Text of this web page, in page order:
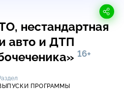
нестандартная
авто и ДТП
16+
ПРОГРАММЫ